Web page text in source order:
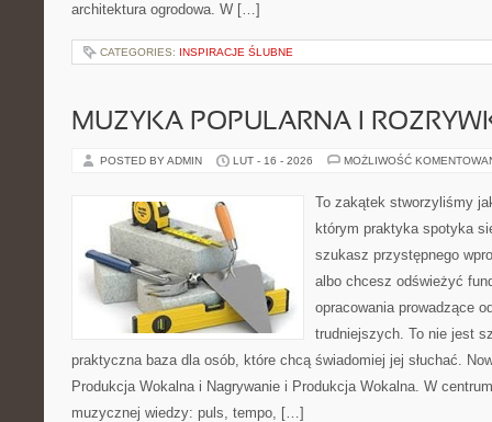
architektura ogrodowa. W […]
CATEGORIES: INSPIRACJE ŚLUBNE
MUZYKA POPULARNA I
POSTED BY ADMIN LUT - 16 - 2026 MOŻLIWOŚĆ
To zakątek stworzyliśmy
którym praktyka spotyka
szukasz przystępnego
albo chcesz odświeżyć
opracowania prowadzące
trudniejszych. To nie jest
praktyczna baza dla osób, które chcą świadomiej jej słuchać.
Produkcja Wokalna i Nagrywanie i Produkcja Wokalna. W
muzycznej wiedzy: puls, tempo, […]